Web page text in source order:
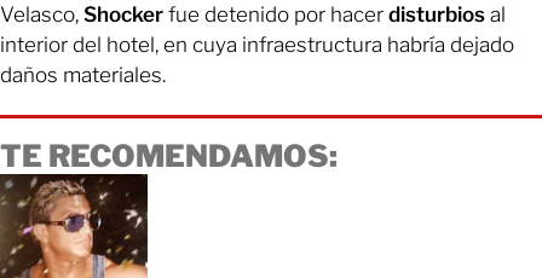
Velasco, Shocker fue detenido por hacer disturbios al
interior del hotel, en cuya infraestructura habría dejado
daños materiales.
TE RECOMENDAMOS: